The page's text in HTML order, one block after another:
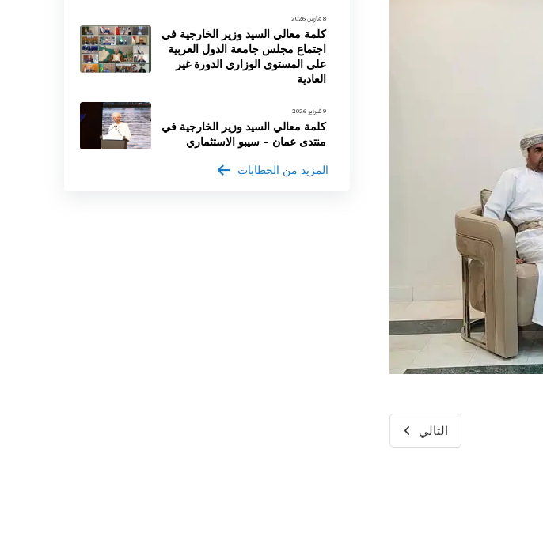
التالي
8 مارس 2026
كلمة معالي السيد وزير الخارجية في
اجتماع مجلس جامعة الدول العربية
على المستوى الوزاري الدورة غير
العادية
9 فبراير 2026
كلمة معالي السيد وزير الخارجية في
منتدى عمان – سيبو الاستثماري
المزيد من الخطابات